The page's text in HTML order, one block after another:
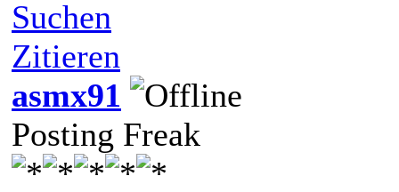
Suchen
Zitieren
asmx91
Posting Freak